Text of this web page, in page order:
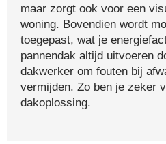
maar zorgt ook voor een
woning. Bovendien wordt
toegepast, wat je
pannendak altijd uitvoeren
dakwerker om fouten bij
vermijden. Zo ben je zeker
dakoplossing.